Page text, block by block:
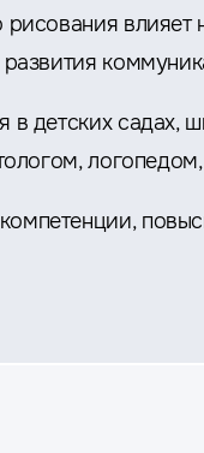
детских садах,